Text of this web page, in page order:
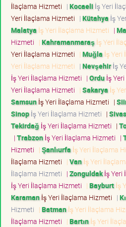
İlaçlama Hizmeti | Kocaeli İş Yeri
Yeri İlaçlama Hizmeti | Kütahya İş
Malatya İş Yeri İlaçlama Hizmeti |
Hizmeti | Kahramanmaraş İş Yeri
Yeri İlaçlama Hizmeti | Muğla İş Yeri
Yeri İlaçlama Hizmeti | Nevşehirİş
İş Yeri İlaçlama Hizmeti | Orduİş
Yeri İlaçlama Hizmeti | Sakarya İş
Samsunİş Yeri İlaçlama Hizmeti |
Sinopİş Yeri İlaçlama Hizmeti | Sivas
Tekirdağ İş Yeri İlaçlama Hizmeti |
| Trabzonİş Yeri İlaçlama Hizmeti |
Hizmeti | Şanlıurfa İş Yeri İlaçlama
İlaçlama Hizmeti | Vanİş Yeri
İlaçlama Hizmeti | Zonguldakİş Yeri
İş Yeri İlaçlama Hizmeti | Bayburtİş
Karamanİş Yeri İlaçlama Hizmeti |
Hizmeti | Batmanİş Yeri İlaçlama
İlaçlama Hizmeti | Bartınİş Yeri